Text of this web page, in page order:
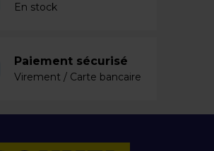
En stock
Paiement sécurisé
Virement / Carte bancaire